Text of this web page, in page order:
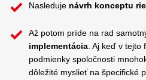
Nasleduje návrh konceptu
Až potom príde na rad
implementácia . Aj keď v
podmienky spoločnosti
dôležité myslieť na špecifické